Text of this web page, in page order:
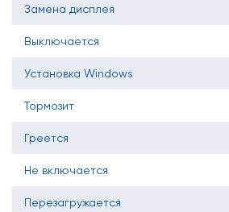
Замена дисплея
Выключается
Установка Windows
Тормозит
Греется
Не включается
Перезагружается